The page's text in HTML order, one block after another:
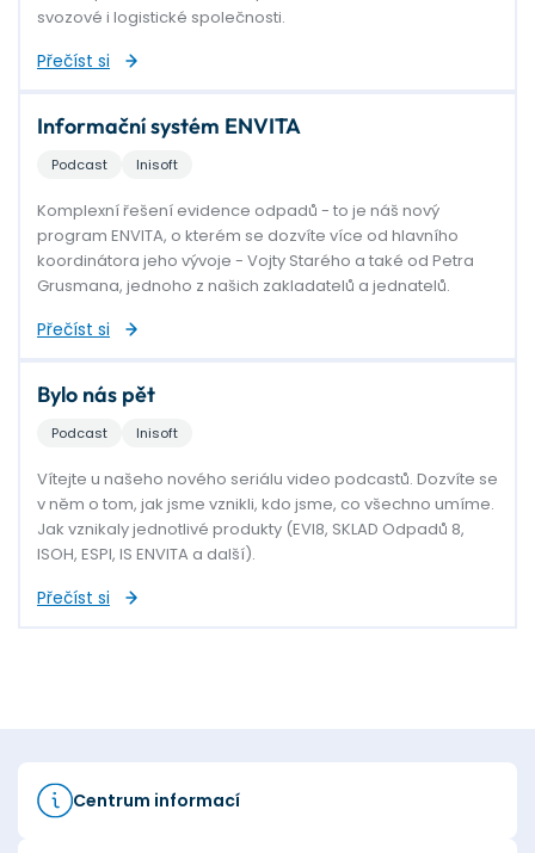
svozové i logistické společnosti.
Přečíst si
Informační systém ENVITA
Podcast Inisoft
Komplexní řešení evidence odpadů - to je náš nový
program ENVITA, o kterém se dozvíte více od hlavního
koordinátora jeho vývoje - Vojty Starého a také od Petra
Grusmana, jednoho z našich zakladatelů a jednatelů.
Přečíst si
Bylo nás pět
Podcast Inisoft
Vítejte u našeho nového seriálu video podcastů. Dozvíte se
v něm o tom, jak jsme vznikli, kdo jsme, co všechno umíme.
Jak vznikaly jednotlivé produkty (EVI8, SKLAD Odpadů 8,
ISOH, ESPI, IS ENVITA a další).
Přečíst si
Centrum informací